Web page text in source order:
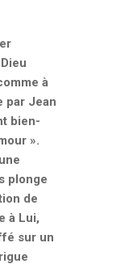
à
par Jean
bien-
».
plonge
de
à Lui,
sur un